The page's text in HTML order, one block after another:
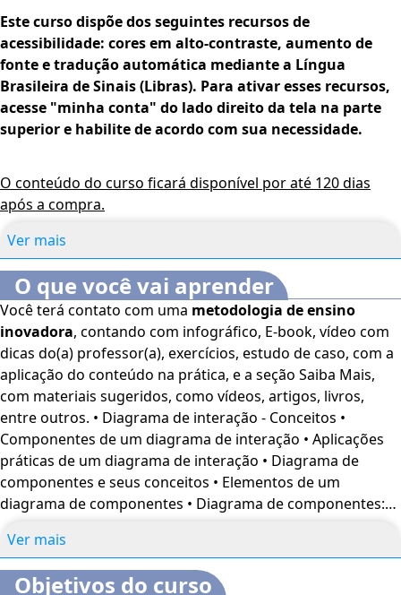
Este curso dispõe dos seguintes recursos de
acessibilidade: cores em alto-contraste, aumento de
fonte e tradução automática mediante a Língua
Brasileira de Sinais (Libras). Para ativar esses recursos,
acesse "minha conta" do lado direito da tela na parte
superior e habilite de acordo com sua necessidade.
O conteúdo do curso ficará disponível por até 120 dias
após a compra.
Ver mais
O que você vai aprender
Você terá contato com uma metodologia de ensino
inovadora, contando com infográfico, E-book, vídeo com
dicas do(a) professor(a), exercícios, estudo de caso, com a
aplicação do conteúdo na prática, e a seção Saiba Mais,
com materiais sugeridos, como vídeos, artigos, livros,
entre outros. • Diagrama de interação - Conceitos •
Componentes de um diagrama de interação • Aplicações
práticas de um diagrama de interação • Diagrama de
componentes e seus conceitos • Elementos de um
diagrama de componentes • Diagrama de componentes:
Ver mais
Objetivos do curso